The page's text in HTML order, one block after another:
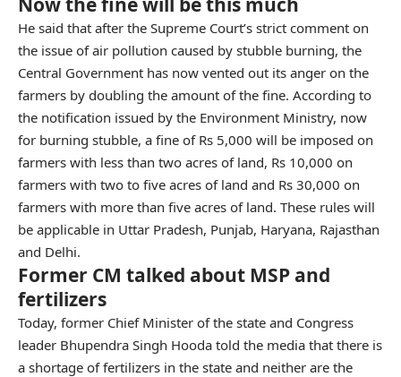
He said that after the Supreme Court’s strict comment on
the issue of air pollution caused by stubble burning, the
Central Government has now vented out its anger on the
farmers by doubling the amount of the fine. According to
the notification issued by the Environment Ministry, now
for burning stubble, a fine of Rs 5,000 will be imposed on
farmers with less than two acres of land, Rs 10,000 on
farmers with two to five acres of land and Rs 30,000 on
farmers with more than five acres of land. These rules will
be applicable in Uttar Pradesh, Punjab, Haryana, Rajasthan
and Delhi.
Former CM talked about MSP and
fertilizers
Today, former Chief Minister of the state and Congress
leader Bhupendra Singh Hooda told the media that there is
a shortage of fertilizers in the state and neither are the